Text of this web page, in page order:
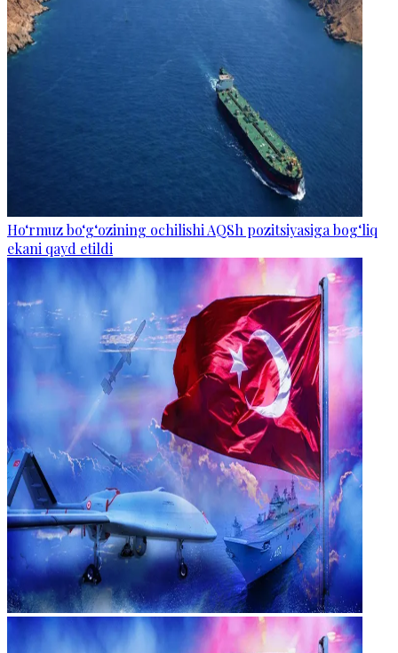
Ho‘rmuz bo‘g‘ozining ochilishi AQSh pozitsiyasiga bog‘liq
ekani qayd etildi